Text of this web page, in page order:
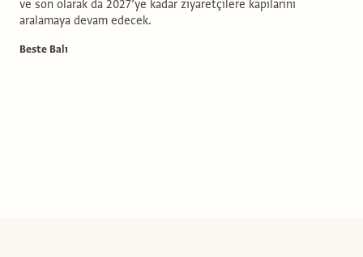
ve son olarak da 2027’ye kadar ziyaretçilere kapılarını
aralamaya devam edecek.
Beste Balı